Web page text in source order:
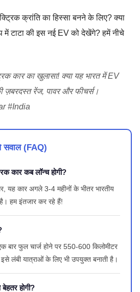
क्रांति का हिस्सा बनने के लिए? क्या
टाटा की इस नई EV को देखेंगे? हमें नीचे
कार का खुलासा! क्या यह भारत में EV
ज़बरदस्त रेंज, पावर और फीचर्स।
#India
सवाल (FAQ)
कार कब लॉन्च होगी?
यह कार अगले 3-4 महीनों के भीतर भारतीय
हम इंतजार कर रहे हैं!
बार फुल चार्ज होने पर 550-600 किलोमीटर
लंबी यात्राओं के लिए भी उपयुक्त बनाती है।
होगी?